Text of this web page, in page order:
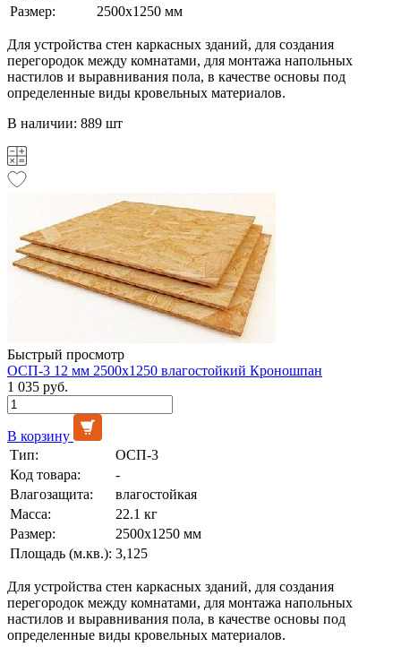
Размер:
2500х1250 мм
Для устройства стен каркасных зданий, для создания
перегородок между комнатами, для монтажа напольных
настилов и выравнивания пола, в качестве основы под
определенные виды кровельных материалов.
В наличии: 889 шт
Быстрый просмотр
ОСП-3 12 мм 2500х1250 влагостойкий Кроношпан
1 035 руб.
В корзину
Тип:
ОСП-3
Код товара:
-
Влагозащита:
влагостойкая
Масса:
22.1 кг
Размер:
2500х1250 мм
Площадь (м.кв.): 3,125
Для устройства стен каркасных зданий, для создания
перегородок между комнатами, для монтажа напольных
настилов и выравнивания пола, в качестве основы под
определенные виды кровельных материалов.